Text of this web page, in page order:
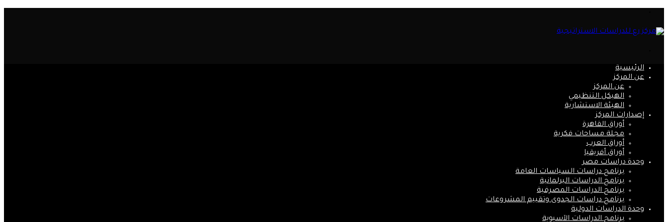
الرئيسية
عن المركز
عن المركز
الهيكل التنظيمي
الهيئة الاستشارية
إصدارات المركز
أوراق القاهرة
مجلة مساحات فكرية
أوراق العرب
أوراق أفريقيا
وحدة دراسات مصر
برنامج دراسات السياسات العامة
برنامج الدراسات البرلمانية
برنامج الدراسات المصرفية
برنامج دراسات الجدوى وتقييم المشروعات
وحدة الدراسات الدولية
برنامج الدراسات الآسيوية